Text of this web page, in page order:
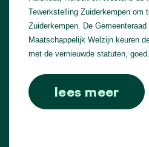
Tewerkstelling Zuiderkempen om
Zuiderkempen. De
Maatschappelijk Welzijn keuren
met de vernieuwde statuten, goed.
lees meer